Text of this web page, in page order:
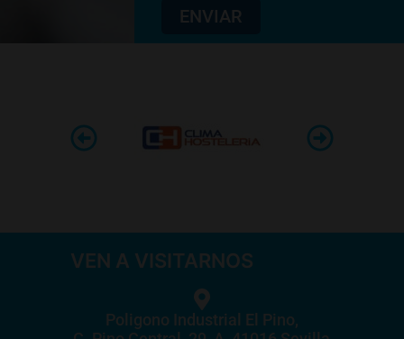
ENVIAR
VEN A VISITARNOS
Poligono Industrial El Pino,